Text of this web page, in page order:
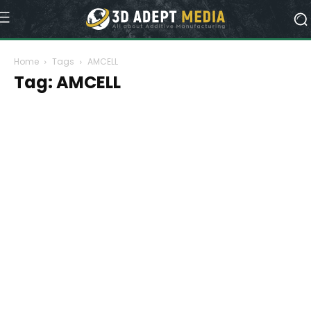
Home Tags AMCELL
Tag: AMCELL